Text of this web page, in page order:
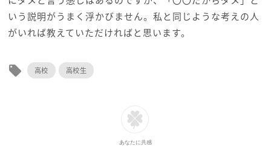
いう説明がうまく浮かびません。私と同じような考えの人
がいれば教えていただければと思います。
local_offer 高校 高校生
あなたに共感